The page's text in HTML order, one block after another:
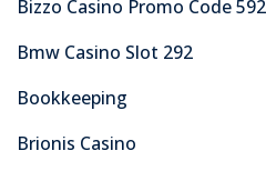
Bizzo Casino Promo Code 592
Bmw Casino Slot 292
Bookkeeping
Brionis Casino